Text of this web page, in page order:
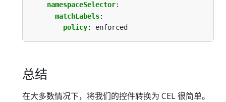
namespaceSelector:
matchLabels:
policy: enforced
总结
在大多数情况下，将我们的控件转换为 CEL 很简单。